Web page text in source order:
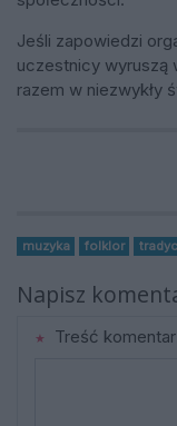
Jeśli zapowiedzi
uczestnicy wyruszą
razem w niezwykły
muzyka folklor
Napisz
Treść